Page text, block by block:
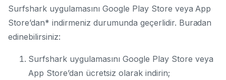
Surfshark uygulamasını Google Play Store veya App
Store’dan* indirmeniz durumunda geçerlidir. Buradan
edinebilirsiniz:
Surfshark uygulamasını Google Play Store veya
App Store’dan ücretsiz olarak indirin;